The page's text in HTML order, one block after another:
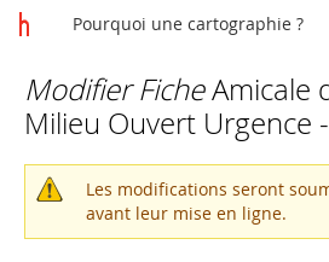
Vous
êtes
ici
Modifier FicheAmicale
Milieu Ouvert Urgence
Message
d'avertissement
Les modifications seront
avant leur mise en ligne.
Pourquoi une cartographie ?